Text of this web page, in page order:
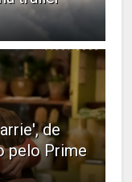
de
pelo Prime